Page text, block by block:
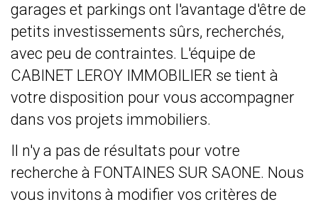
garages et parkings ont l'avantage d'être de
petits investissements sûrs, recherchés,
avec peu de contraintes. L'équipe de
CABINET LEROY IMMOBILIER se tient à
votre disposition pour vous accompagner
dans vos projets immobiliers.
Il n'y a pas de résultats pour votre
recherche à FONTAINES SUR SAONE. Nous
vous invitons à modifier vos critères de